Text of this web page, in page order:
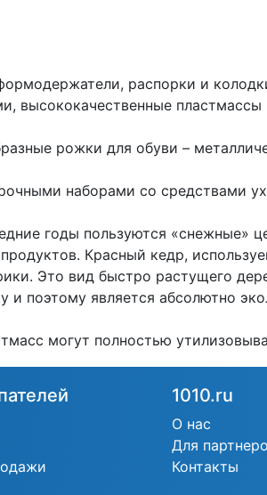
распорки и
высококачественные
рожки для обуви –
наборами со средствами
годы пользуются «снежные»
Красный кедр,
Это вид быстро растущего
и поэтому является абсолютно
могут полностью
1010.ru
О нас
Для
Контакты